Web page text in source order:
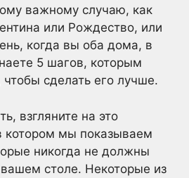
важному случаю, как
или Рождество, или
когда вы оба дома, в
5 шагов, которым
сделать его лучше.
взгляните на это
котором мы показываем
никогда не должны
вашем столе. Некоторые из